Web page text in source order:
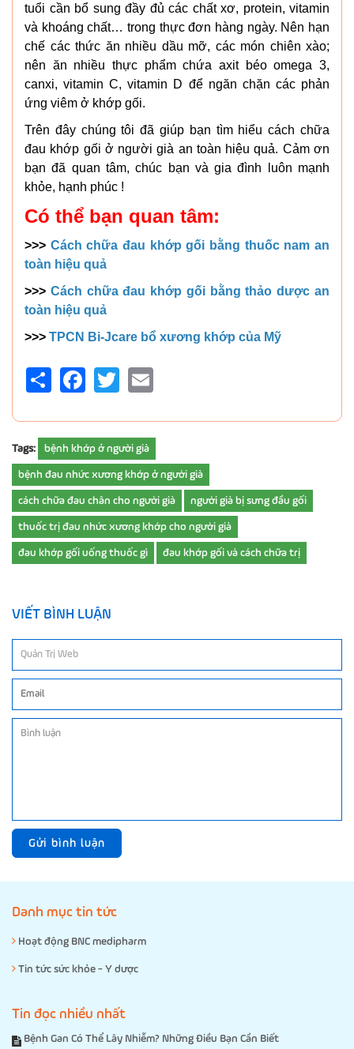
tuổi cần bổ sung đầy đủ các chất xơ, protein, vitamin
và khoáng chất… trong thực đơn hàng ngày. Nên hạn
chế các thức ăn nhiều dầu mỡ, các món chiên xào;
nên ăn nhiều thực phẩm chứa axit béo omega 3,
canxi, vitamin C, vitamin D để ngăn chặn các phản
ứng viêm ở khớp gối.
Trên đây chúng tôi đã giúp bạn tìm hiểu cách chữa
đau khớp gối ở người già an toàn hiệu quả. Cảm ơn
bạn đã quan tâm, chúc bạn và gia đình luôn mạnh
khỏe, hạnh phúc !
Có thể bạn quan tâm:
>>> Cách chữa đau khớp gối bằng thuốc nam an
toàn hiệu quả
>>> Cách chữa đau khớp gối bằng thảo dược an
toàn hiệu quả
>>> TPCN Bi-Jcare bổ xương khớp của Mỹ
Share FacebookTwitter
Tags: bệnh khớp ở người già
bệnh đau nhức xương khớp ở người già
cách chữa đau chân cho người già người già bị sưng đầu gối
thuốc trị đau nhức xương khớp cho người già
đau khớp gối uống thuốc gì đau khớp gối và cách chữa trị
VIẾT BÌNH LUẬN
Gửi bình luận
Danh mục tin tức
Hoạt động BNC medipharm
Tin tức sức khỏe - Y dược
Tin đọc nhiều nhất
Bệnh Gan Có Thể Lây Nhiễm? Những Điều Bạn Cần Biết